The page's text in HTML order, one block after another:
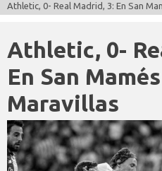
Athletic, 0- Real Madrid, 3: En San
Athletic, 0-
En San
Maravillas